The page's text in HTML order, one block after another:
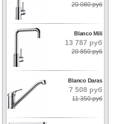
20 080 руб
Blanco Mili
13 787 руб
20 850 руб
Blanco Daras
7 508 руб
11 350 руб